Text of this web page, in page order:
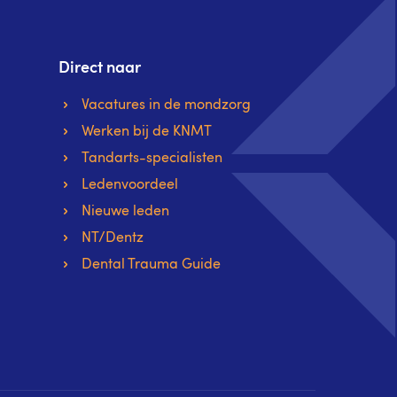
Direct naar
Vacatures in de mondzorg
Werken bij de KNMT
Tandarts-specialisten
Ledenvoordeel
Nieuwe leden
NT/Dentz
Dental Trauma Guide